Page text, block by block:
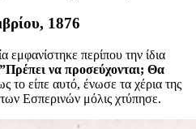
1876
περίπου την ίδια
”Πρέπει να προσεύχονται; Θα
το είπε αυτό, ένωσε τα χέρια της
Εσπερινών μόλις χτύπησε.